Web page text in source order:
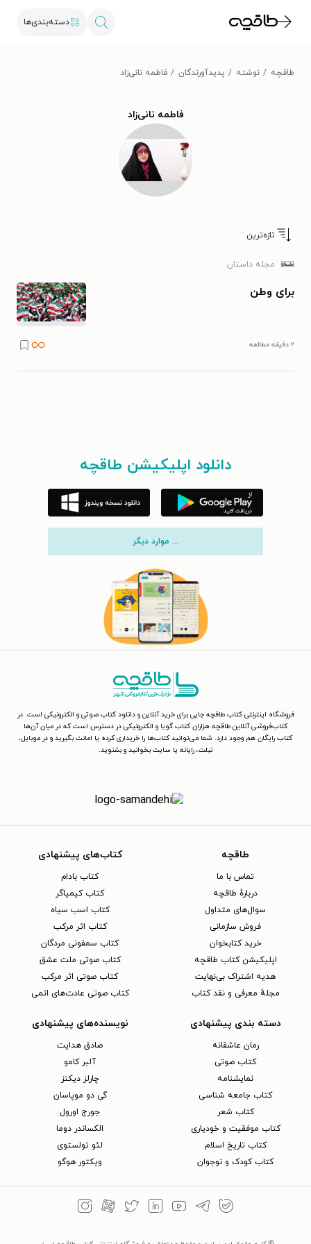
دسته‌بندی‌ها
طاقچه نوشته پدیدآورندگان فاطمه نانی‌زاد
فاطمه نانی‌زاد
تازه‌ترین
مجله داستان
برای وطن
۲ دقیقه مطالعه
دانلود اپلیکیشن طاقچه
... موارد دیگر
فروشگاه اینترنتی کتاب طاقچه جایی برای خرید آنلاین و دانلود کتاب صوتی و الکترونیکی است. در
کتاب‌فروشی آنلاین طاقچه هزاران کتاب گویا و الکترونیکی در دسترس است که در میان آن‌ها
کتاب رایگان هم وجود دارد. شما می‌توانید کتاب‌ها را خریداری کرده یا امانت بگیرید و در موبایل،
تبلت، رایانه یا سایت بخوانید و بشنوید.
طاقچه
تماس با ما
دربارهٔ طاقچه
سوال‌های متداول
فروش سازمانی
خرید کتابخوان
اپلیکیشن کتاب طاقچه
هدیه اشتراک بی‌نهایت
مجلهٔ معرفی و نقد کتاب
کتاب‌های پیشنهادی
کتاب بادام
کتاب کیمیاگر
کتاب اسب سیاه
کتاب اثر مرکب
کتاب سمفونی مردگان
کتاب صوتی ملت عشق
کتاب صوتی اثر مرکب
کتاب صوتی عادت‌های اتمی
دسته بندی پیشنهادی
رمان عاشقانه
کتاب‌ صوتی
نمایشنامه
کتاب جامعه شناسی
کتاب شعر
کتاب موفقیت و خودیاری
کتاب تاریخ اسلام
کتاب کودک و نوجوان
نویسنده‌های پیشنهادی
صادق هدایت
آلبر کامو
چارلز دیکنز
گی دو موپاسان
جورج اورول
الکساندر دوما
لئو تولستوی
ویکتور هوگو